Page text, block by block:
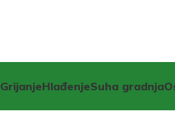
GrijanjeHlađenjeSuha gradnja